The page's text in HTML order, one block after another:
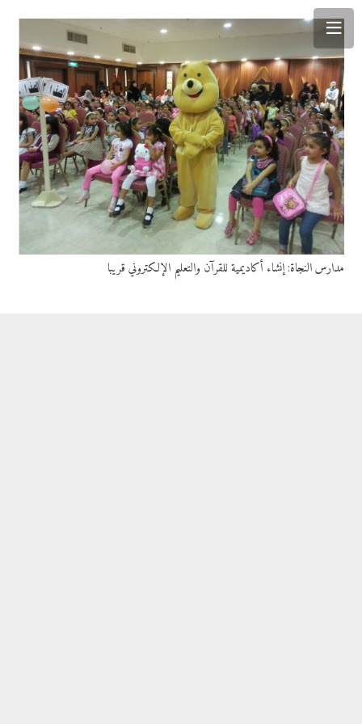
مدارس النجاة: إنشاء أكاديمية للقرآن والتعليم الإلكتروني قريبا